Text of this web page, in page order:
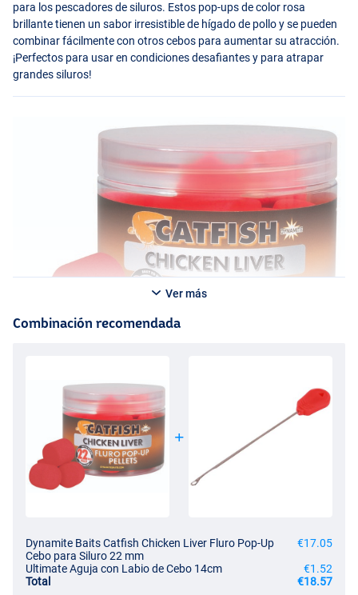
para los pescadores de siluros. Estos pop-ups de color rosa
brillante tienen un sabor irresistible de hígado de pollo y se pueden
combinar fácilmente con otros cebos para aumentar su atracción.
¡Perfectos para usar en condiciones desafiantes y para atrapar
grandes siluros!
Ver más
Combinación recomendada
Dynamite Baits Catfish Chicken Liver Fluro Pop-Up
Cebo para Siluro 22 mm
€17.05
Ultimate Aguja con Labio de Cebo 14cm
€1.52
Total
€18.57